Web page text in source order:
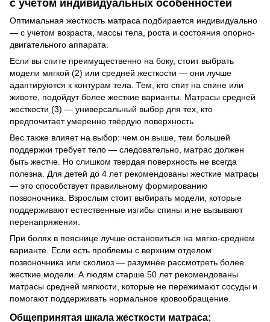
с учетом индивидуальных особенностей
Оптимальная жесткость матраса подбирается индивидуально
— с учетом возраста, массы тела, роста и состояния опорно-
двигательного аппарата.
Если вы спите преимущественно на боку, стоит выбрать
модели мягкой (2) или средней жесткости — они лучше
адаптируются к контурам тела. Тем, кто спит на спине или
животе, подойдут более жесткие варианты. Матрасы средней
жесткости (3) — универсальный выбор для тех, кто
предпочитает умеренно твёрдую поверхность.
Вес также влияет на выбор: чем он выше, тем большей
поддержки требует тело — следовательно, матрас должен
быть жестче. Но слишком твердая поверхность не всегда
полезна. Для детей до 4 лет рекомендованы жесткие матрасы
— это способствует правильному формированию
позвоночника. Взрослым стоит выбирать модели, которые
поддерживают естественные изгибы спины и не вызывают
перенапряжения.
При болях в пояснице лучше остановиться на мягко-среднем
варианте. Если есть проблемы с верхним отделом
позвоночника или сколиоз — разумнее рассмотреть более
жесткие модели. А людям старше 50 лет рекомендованы
матрасы средней мягкости, которые не пережимают сосуды и
помогают поддерживать нормальное кровообращение.
Общепринятая шкала жесткости матраса: